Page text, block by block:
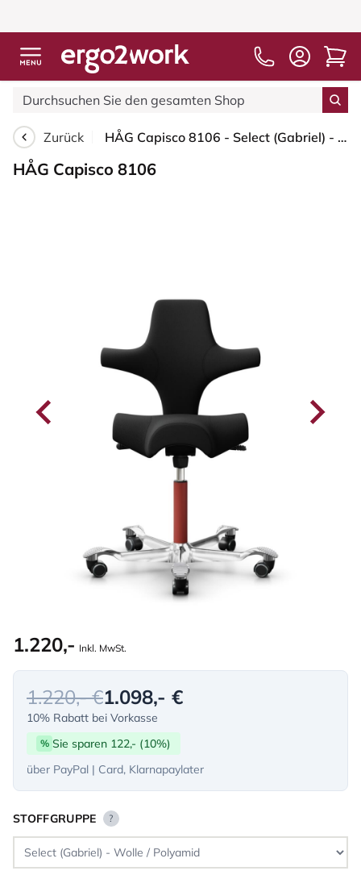
Zurück HÅG Capisco 8106 - Select (Gabriel) - Wolle / Polyamid - SC60999 - Black - Blush Rose - 265 mm (Sitzhöhe 53-79cm) - Weiche Rollen für harte Böden
HÅG Capisco 8106
1.220,- Inkl. MwSt.
1.220,- €1.098,- €
10% Rabatt bei Vorkasse
% Sie sparen 122,- (10%)
über PayPal | Card, Klarnapaylater
STOFFGRUPPE ?